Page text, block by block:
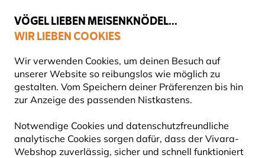
VÖGEL LIEBEN MEISENKNÖDEL...
WIR LIEBEN COOKIES
Wir verwenden Cookies, um deinen Besuch auf
unserer Website so reibungslos wie möglich zu
gestalten. Vom Speichern deiner Präferenzen bis hin
zur Anzeige des passenden Nistkastens.
Notwendige Cookies und datenschutzfreundliche
analytische Cookies sorgen dafür, dass der Vivara-
Webshop zuverlässig, sicher und schnell funktioniert
Top-bewertet in 11 Ländern
Gratis Versand ab 49 €
Blog Tierarten Kohlmeise
KOHLMEISE